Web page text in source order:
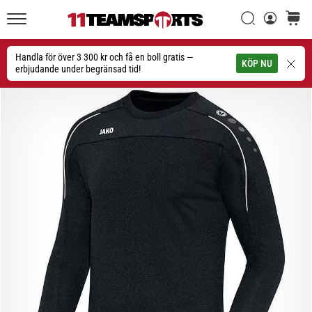
Handla för över 3 300 kr och få en boll gratis —
erbjudande under begränsad tid!
KÖP NU
Sök
Sök
1. 7. 2025
•
1 min. läsning
Play
officiella